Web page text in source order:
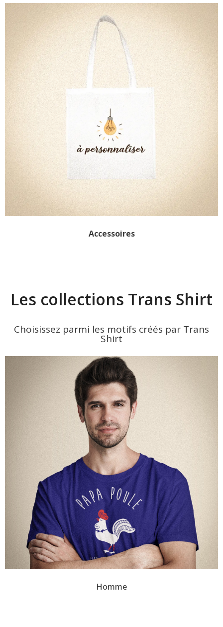
Accessoires
Les collections Trans Shirt
Choisissez parmi les motifs créés par Trans
Shirt
Homme